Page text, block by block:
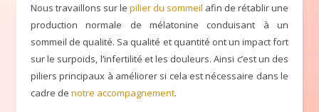
Nous travaillons sur le pilier du sommeil afin de rétablir une
production normale de mélatonine conduisant à un
sommeil de qualité. Sa qualité et quantité ont un impact fort
sur le surpoids, l’infertilité et les douleurs. Ainsi c’est un des
piliers principaux à améliorer si cela est nécessaire dans le
cadre de notre accompagnement.